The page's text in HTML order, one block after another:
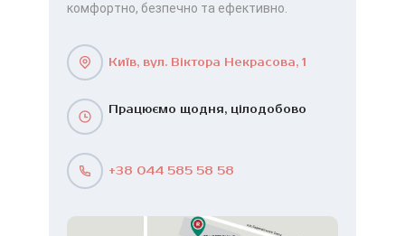
комфортно, безпечно та ефективно.
Київ, вул. Віктора Некрасова, 1
Працюємо щодня, цілодобово
+38 044 585 58 58